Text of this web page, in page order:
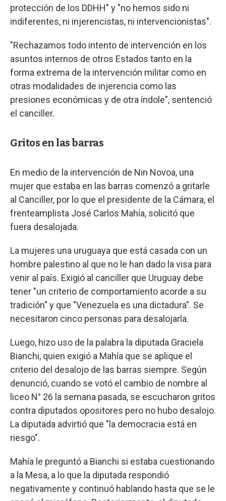
protección de los DDHH" y "no hemos sido ni
indiferentes, ni injerencistas, ni intervencionistas".
"Rechazamos todo intento de intervención en los
asuntos internos de otros Estados tanto en la
forma extrema de la intervención militar como en
otras modalidades de injerencia como las
presiones económicas y de otra índole", sentenció
el canciller.
Gritos en las barras
En medio de la intervención de Nin Novoa, una
mujer que estaba en las barras comenzó a gritarle
al Canciller, por lo que el presidente de la Cámara, el
frenteamplista José Carlos Mahía, solicitó que
fuera desalojada.
La mujeres una uruguaya que está casada con un
hombre palestino al que no le han dado la visa para
venir al país. Exigió al canciller que Uruguay debe
tener "un criterio de comportamiento acorde a su
tradición" y que "Venezuela es una dictadura". Se
necesitaron cinco personas para desalojarla.
Luego, hizo uso de la palabra la diputada Graciela
Bianchi, quien exigió a Mahía que se aplique el
criterio del desalojo de las barras siempre. Según
denunció, cuando se votó el cambio de nombre al
liceo N° 26 la semana pasada, se escucharon gritos
contra diputados opositores pero no hubo desalojo.
La diputada advirtió que "la democracia está en
riesgo".
Mahía le preguntó a Bianchi si estaba cuestionando
a la Mesa, a lo que la diputada respondió
negativamente y continuó hablando hasta que se le